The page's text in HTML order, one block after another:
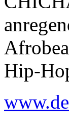
Hip-